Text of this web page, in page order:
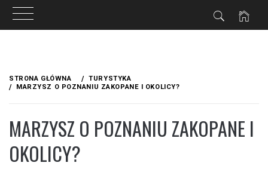
treści
STRONA GŁÓWNA
TURYSTYKA
MARZYSZ O POZNANIU ZAKOPANE I OKOLICY?
MARZYSZ O POZNANIU ZAKOPANE I
OKOLICY?